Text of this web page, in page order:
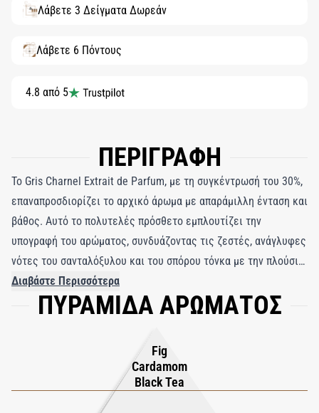
Λάβετε 3 Δείγματα Δωρεάν
Λάβετε 6 Πόντους
4.8 από 5
ΠΕΡΙΓΡΑΦΗ
Το Gris Charnel Extrait de Parfum, με τη συγκέντρωσή του 30%,
επαναπροσδιορίζει το αρχικό άρωμα με απαράμιλλη ένταση και
βάθος. Αυτό το πολυτελές πρόσθετο εμπλουτίζει την
υπογραφή του αρώματος, συνδυάζοντας τις ζεστές, ανάγλυφες
νότες του σανταλόξυλου και του σπόρου τόνκα με την πλούσια,
γήινη ουσία του πατσουλί. Η πλούσια βάση ενισχύεται
περαιτέρω από την πληθωρική βανίλια, η οποία προσδίδει μια
έκρηξη κάρδαμου και τη λεπτή φρεσκάδα του σύκου,
προσφέροντας μια πράσινη, φρουτώδη όψη που φωτίζει τον
πλούσιο, πλούσιο χαρακτήρα του αρώματος. Η Mathilde Bijaoui,
Διαβάστε Περισσότερα
ΠΥΡΑΜΙΔΑ ΑΡΩΜΑΤΟΣ
Fig
Cardamom
Black Tea